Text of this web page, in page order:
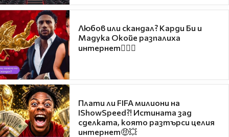
Любов или скандал? Карди Би и
Мадука Окойе разпалиха
интернет❤️‍🔥🔥
Плати ли FIFA милиони на
IShowSpeed?! Истината зад
сделката, която разтърси целия
интернет🤑💥